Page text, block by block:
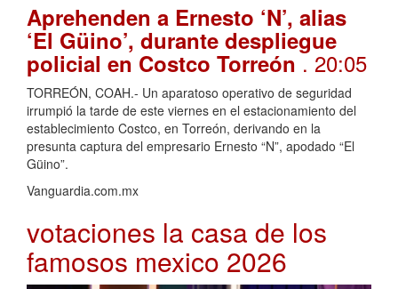
Aprehenden a Ernesto ‘N’, alias
‘El Güino’, durante despliegue
policial en Costco Torreón. 20:05
TORREÓN, COAH.- Un aparatoso operativo de seguridad
irrumpió la tarde de este viernes en el estacionamiento del
establecimiento Costco, en Torreón, derivando en la
presunta captura del empresario Ernesto “N”, apodado “El
Güino”.
Vanguardia.com.mx
votaciones la casa de los
famosos mexico 2026